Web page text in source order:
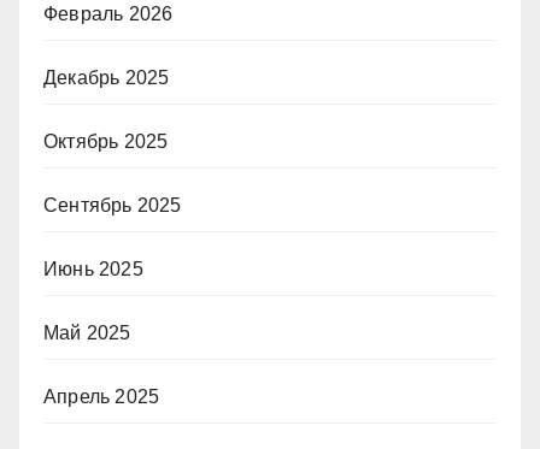
Февраль 2026
Декабрь 2025
Октябрь 2025
Сентябрь 2025
Июнь 2025
Май 2025
Апрель 2025